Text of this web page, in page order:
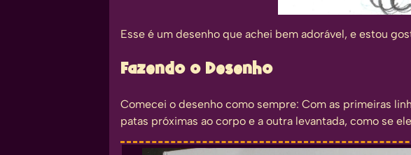
Esse é um desenho que achei bem adorável, e estou
Fazendo o Desenho
Comecei o desenho como sempre: Com as primeiras
patas próximas ao corpo e a outra levantada, como se